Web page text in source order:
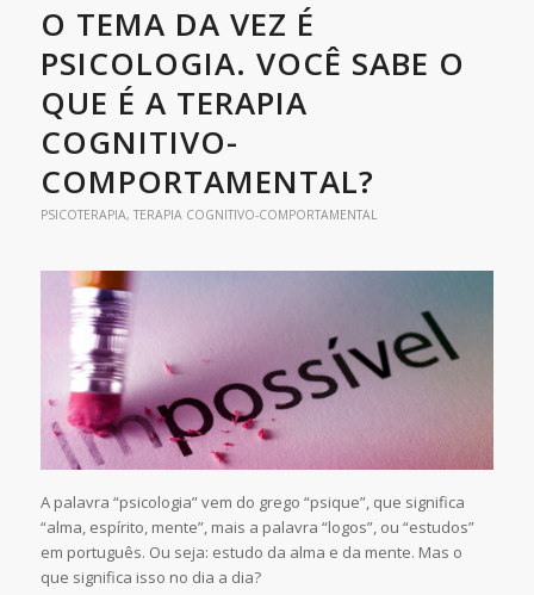
O TEMA DA VEZ É
PSICOLOGIA. VOCÊ SABE O
QUE É A TERAPIA
COGNITIVO-
COMPORTAMENTAL?
PSICOTERAPIA, TERAPIA COGNITIVO-COMPORTAMENTAL
A palavra “psicologia” vem do grego “psique”, que significa
“alma, espírito, mente”, mais a palavra “logos”, ou “estudos”
em português. Ou seja: estudo da alma e da mente. Mas o
que significa isso no dia a dia?